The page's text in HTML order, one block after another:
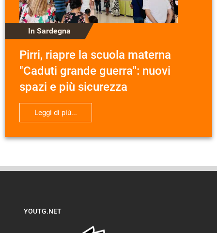
In Sardegna
Pirri, riapre la scuola materna
"Caduti grande guerra": nuovi
spazi e più sicurezza
Leggi di più...
YOUTG.NET